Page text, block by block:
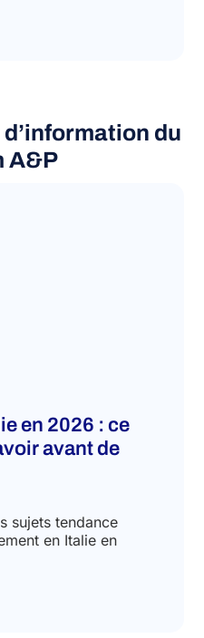
du
A&P
en 2026 : ce
avant de
sujets tendance
en Italie en